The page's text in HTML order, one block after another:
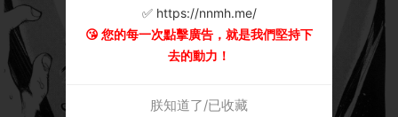
✅ https://nnmh.me/
😘 您的每一次點擊廣告，就是我們堅持下
去的動力！
朕知道了/已收藏